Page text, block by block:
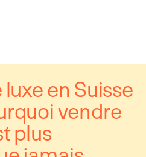
en Suisse
vendre
plus